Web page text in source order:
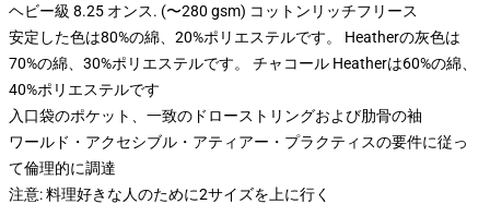
ヘビー級 8.25 オンス. (〜280 gsm) コットンリッチフリース
安定した色は80%の綿、20%ポリエステルです。 Heatherの灰色は
70%の綿、30%ポリエステルです。 チャコール Heatherは60%の綿、
40%ポリエステルです
入口袋のポケット、一致のドローストリングおよび肋骨の袖
ワールド・アクセシブル・アティアー・プラクティスの要件に従っ
て倫理的に調達
注意: 料理好きな人のために2サイズを上に行く